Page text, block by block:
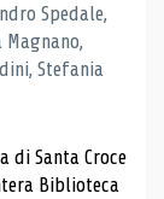
Spedale,
Stefania
Santa Croce
Biblioteca